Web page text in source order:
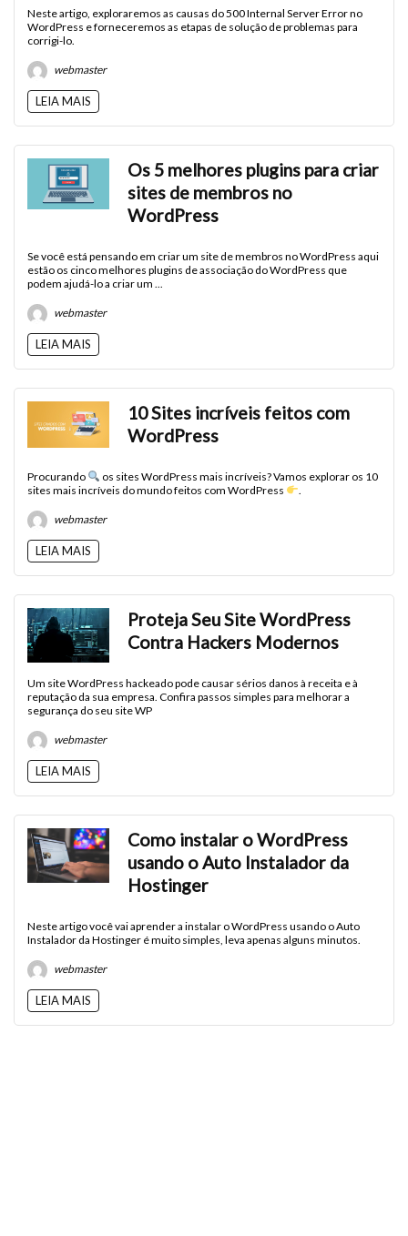
Neste artigo, exploraremos as causas do 500 Internal Server Error no
WordPress e forneceremos as etapas de solução de problemas para
corrigi-lo.
webmaster
LEIA MAIS
Os 5 melhores plugins para criar
sites de membros no
WordPress
Se você está pensando em criar um site de membros no WordPress aqui
estão os cinco melhores plugins de associação do WordPress que
podem ajudá-lo a criar um ...
webmaster
LEIA MAIS
10 Sites incríveis feitos com
WordPress
Procurando
os sites WordPress mais incríveis? Vamos explorar os 10
sites mais incríveis do mundo feitos com WordPress
.
webmaster
LEIA MAIS
Proteja Seu Site WordPress
Contra Hackers Modernos
Um site WordPress hackeado pode causar sérios danos à receita e à
reputação da sua empresa. Confira passos simples para melhorar a
segurança do seu site WP
webmaster
LEIA MAIS
Como instalar o WordPress
usando o Auto Instalador da
Hostinger
Neste artigo você vai aprender a instalar o WordPress usando o Auto
Instalador da Hostinger é muito simples, leva apenas alguns minutos.
webmaster
LEIA MAIS